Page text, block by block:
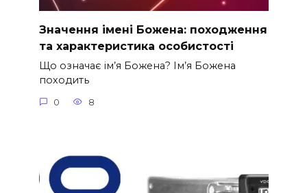
Значення імені Божена: походження
та характеристика особистості
Що означає ім’я Божена? Ім’я Божена
походить
0 8